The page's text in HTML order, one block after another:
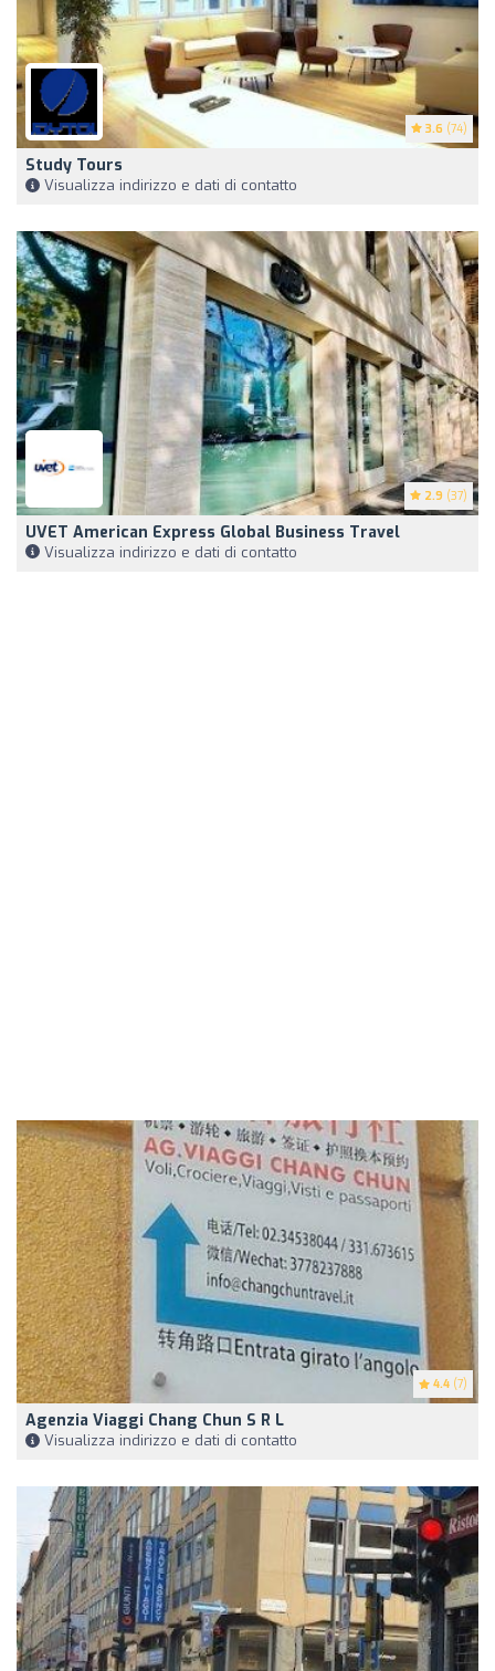
3.6 (74)
Study Tours
Visualizza indirizzo e dati di contatto
2.9 (37)
UVET American Express Global Business Travel
Visualizza indirizzo e dati di contatto
4.4 (7)
Agenzia Viaggi Chang Chun S R L
Visualizza indirizzo e dati di contatto